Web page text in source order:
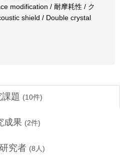
modification / 耐摩耗性 / ク
shield / Double crystal
題 (10件)
成果 (2件)
究者 (8 人)